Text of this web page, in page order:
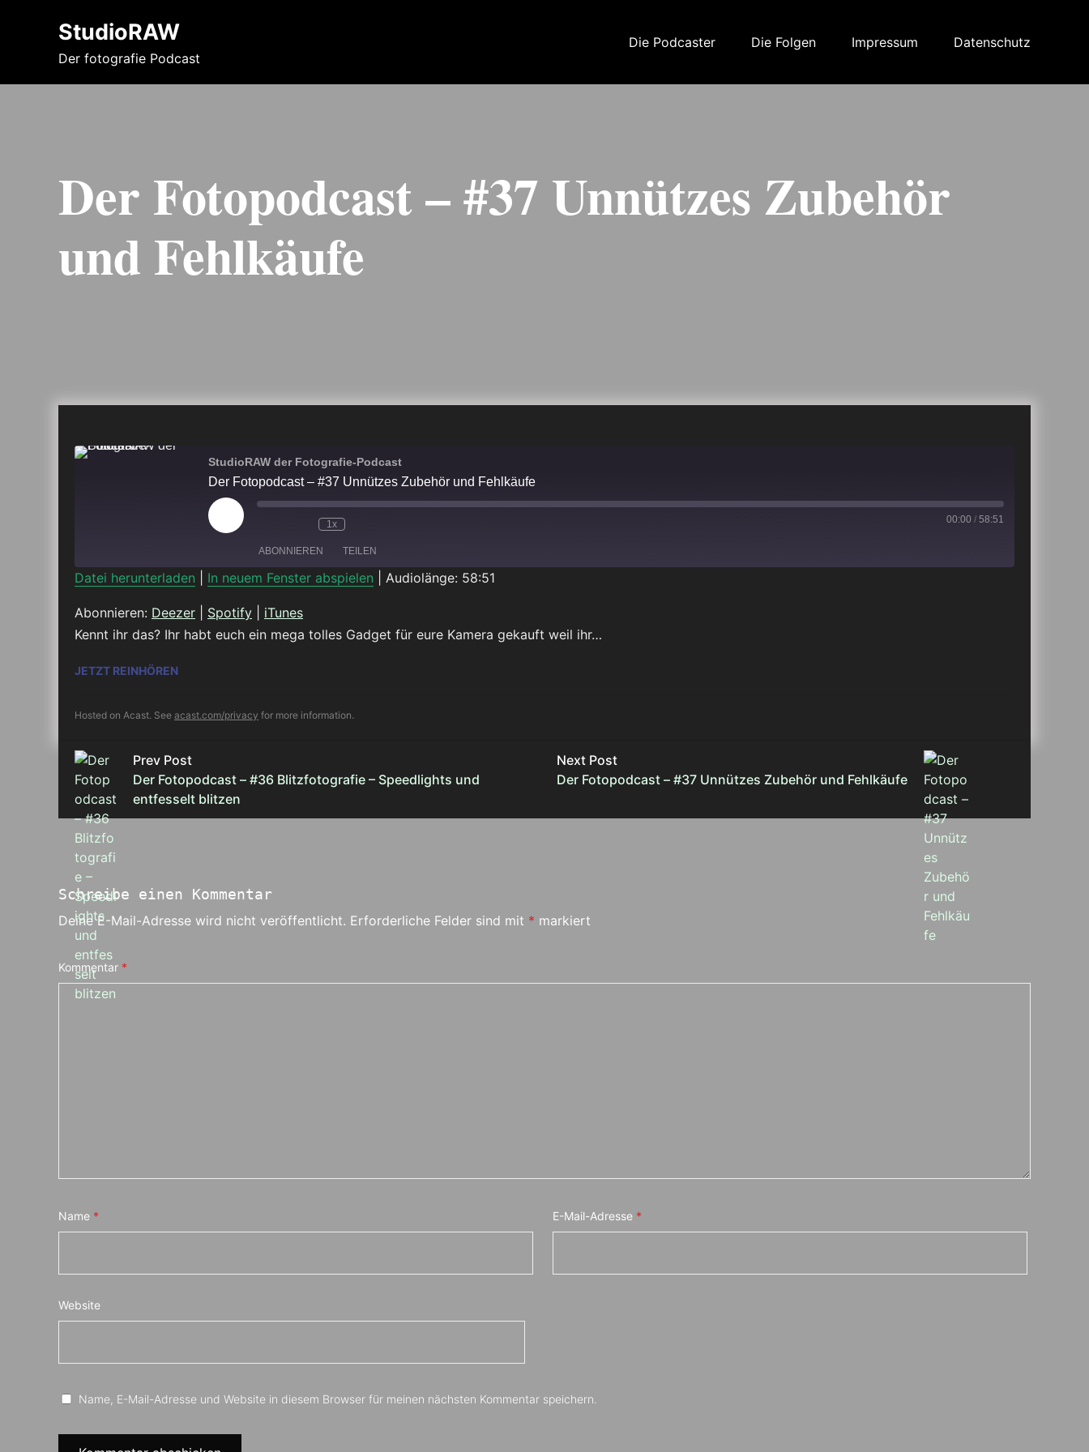
StudioRAW
Der fotografie Podcast
Die Podcaster Die Folgen Impressum Datenschutz
Der Fotopodcast – #37 Unnützes Zubehör
und Fehlkäufe
StudioRAW der Fotografie-Podcast
Der Fotopodcast – #37 Unnützes Zubehör und Fehlkäufe
Play
Episode
1x 00:00 / 58:51
ABONNIEREN TEILEN
RSS FEED
LINK
EMBED
Datei herunterladen In neuem Fenster abspielen Audiolänge: 58:51
Abonnieren: Deezer Spotify
iTunes
Kennt ihr das? Ihr habt euch ein mega tolles Gadget für eure Kamera gekauft weil ihr…
JETZT REINHÖRENDER FOTOPODCAST – #37 UNNÜTZES ZUBEHÖR UND FEHLKÄUFE
Hosted on Acast. See acast.com/privacy for more information.
Prev Post
Der Fotopodcast – #36 Blitzfotografie – Speedlights und
entfesselt blitzen
Next Post
Der Fotopodcast – #37 Unnützes Zubehör und Fehlkäufe
Schreibe einen Kommentar
Deine E-Mail-Adresse wird nicht veröffentlicht. Erforderliche Felder sind mit * markiert
Kommentar *
Name * E-Mail-Adresse *
Website
Name, E-Mail-Adresse und Website in diesem Browser für meinen nächsten Kommentar speichern.